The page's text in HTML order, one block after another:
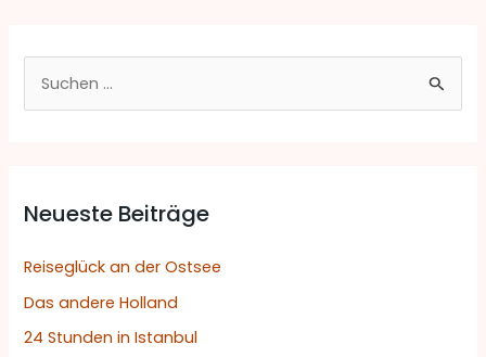
u
e
n
a
c
Neueste Beiträge
Reiseglück an der Ostsee
Das andere Holland
24 Stunden in Istanbul